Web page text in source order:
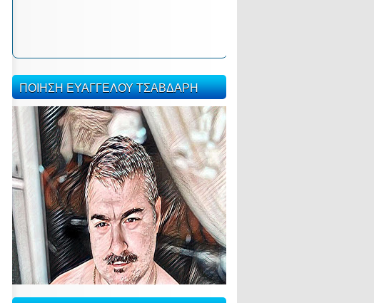
ΠΟΙΗΣΗ ΕΥΑΓΓΕΛΟΥ ΤΣΑΒΔΑΡΗ